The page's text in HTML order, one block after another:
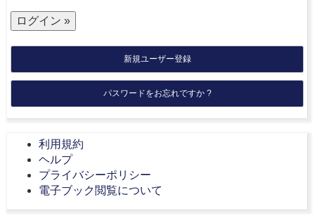
新規ユーザー登録
パスワードをお忘れですか ?
利用規約
ヘルプ
プライバシーポリシー
電子ブック閲覧について